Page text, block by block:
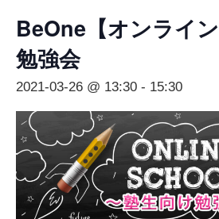
BeOne【オンライ
勉強会
2021-03-26 @ 13:30 - 15:30